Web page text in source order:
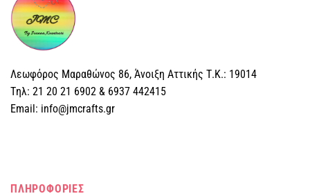
Λεωφόρος Μαραθώνος 86, Άνοιξη Αττικής Τ.Κ.: 19014
Tηλ: 21 20 21 6902 & 6937 442415
Email: info@jmcrafts.gr
ΠΛΗΡΟΦΟΡΙΕΣ